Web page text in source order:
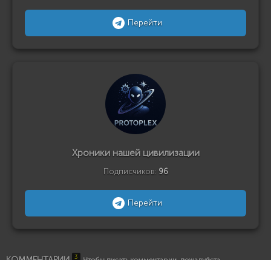
Перейти
Хроники нашей цивилизации
Подписчиков: 96
Перейти
3